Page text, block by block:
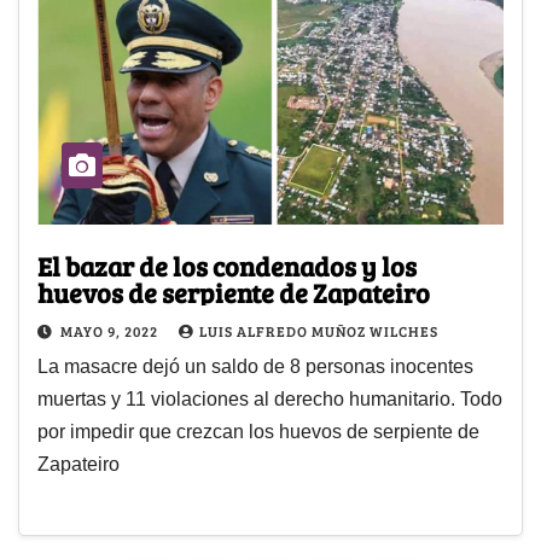
El bazar de los condenados y los
huevos de serpiente de Zapateiro
MAYO 9, 2022 LUIS ALFREDO MUÑOZ WILCHES
La masacre dejó un saldo de 8 personas inocentes
muertas y 11 violaciones al derecho humanitario. Todo
por impedir que crezcan los huevos de serpiente de
Zapateiro